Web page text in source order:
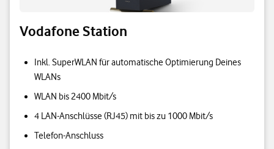
Vodafone Station
Inkl. SuperWLAN für automatische Optimierung Deines
WLANs
WLAN bis 2400 Mbit/s
4 LAN-Anschlüsse (RJ45) mit bis zu 1000 Mbit/s
Telefon-Anschluss